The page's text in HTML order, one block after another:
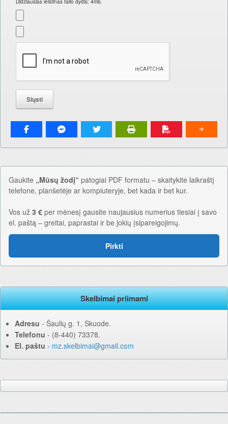
Didžiausias leistinas failo dydis: 4mb.
Gaukite „Mūsų žodį“ patogiai PDF formatu – skaitykite laikraštį
telefone, planšetėje ar kompiuteryje, bet kada ir bet kur.
Vos už 3 € per mėnesį gausite naujausius numerius tiesiai į savo
el. paštą – greitai, paprastai ir be jokių įsipareigojimų.
Pirkti
Skelbimai priimami
Adresu ‐ Šaulių g. 1, Skuode.
Telefonu ‐ (8-440) 73378.
El. paštu ‐ mz.skelbimai@gmail.com